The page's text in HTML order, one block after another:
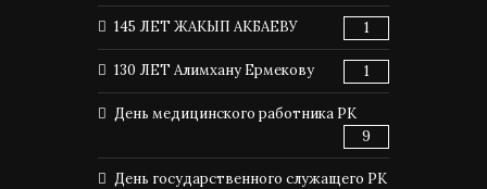
145 ЛЕТ ЖАКЫП АКБАЕВУ 1
130 ЛЕТ Алимхану Ермекову 1
День медицинского работника РК
9
День государственного служащего РК